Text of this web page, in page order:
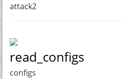
attack2
read_configs
configs